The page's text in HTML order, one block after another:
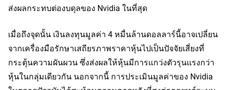
ส่งผลกระทบต่องบดุลของ Nvidia ในที่สุด
เมื่อถึงจุดนั้น เงินลงทุนมูลค่า 4 หมื่นล้านดอลลาร์นี้อาจเปลี่ยน
จากเครื่องมือรักษาเสถียรภาพราคาหุ้นไปเป็นปัจจัยเสี่ยงที่
กระตุ้นความผันผวน ซึ่งส่งผลให้หุ้นมีการแกว่งตัวรุนแรงกว่า
หุ้นในกลุ่มเดียวกัน นอกจากนี้ การประเมินมูลค่าของ Nvidia